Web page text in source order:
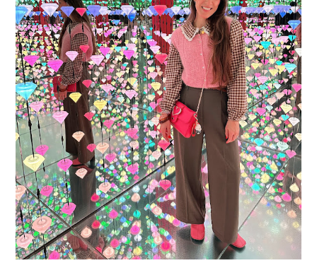
16 JAAR SPRINKLES ON A CUPCAKE
Vandaag is het weer zo’n moment waarop ik even bewust op de
pauzeknop duw, want Sprinkles on a Cupcake bestaat 16 jaar. Zestien.
Dat blijft ...